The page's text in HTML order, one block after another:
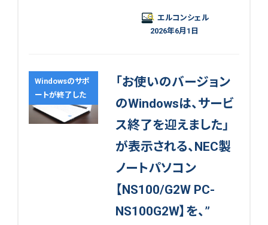
エルコンシェル
2026年6月1日
Windowsのサポ
ートが終了した
「お使いのバージョン
のWindowsは、サービ
ス終了を迎えました」
が表示される、NEC製
ノートパソコン
【NS100/G2W PC-
NS100G2W】を、”